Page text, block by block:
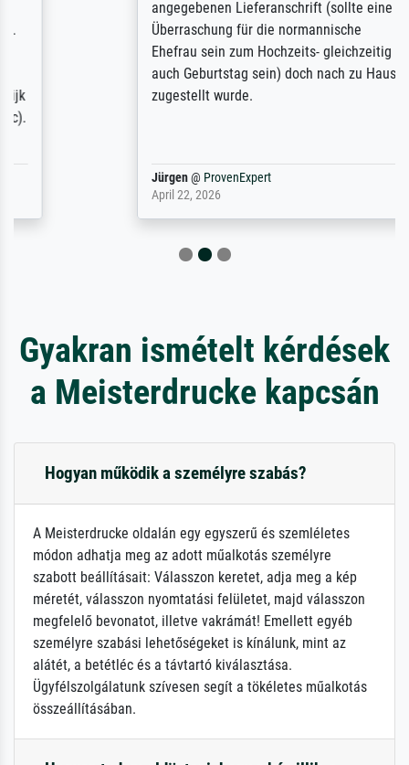
angegebenen Lieferanschrift (sollte eine
Überraschung für die normannische
Ehefrau sein zum Hochzeits- gleichzeitig
auch Geburtstag sein) doch nach zu Hause
zugestellt wurde.
ProvenExpert
Gyakran ismételt kérdések
a Meisterdrucke kapcsán
Hogyan működik a személyre szabás?
A Meisterdrucke oldalán egy egyszerű és szemléletes
módon adhatja meg az adott műalkotás személyre
szabott beállításait: Válasszon keretet, adja meg a kép
méretét, válasszon nyomtatási felületet, majd válasszon
megfelelő bevonatot, illetve vakrámát! Emellett egyéb
személyre szabási lehetőségeket is kínálunk, mint az
alátét, a betétléc és a távtartó kiválasztása.
Ügyfélszolgálatunk szívesen segít a tökéletes műalkotás
összeállításában.